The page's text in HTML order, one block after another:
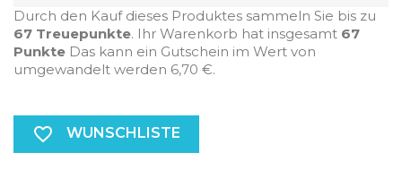
Durch den Kauf dieses Produktes sammeln Sie bis zu
67 Treuepunkte. Ihr Warenkorb hat insgesamt 67
Punkte Das kann ein Gutschein im Wert von
umgewandelt werden 6,70 €.
favorite_border WUNSCHLISTE